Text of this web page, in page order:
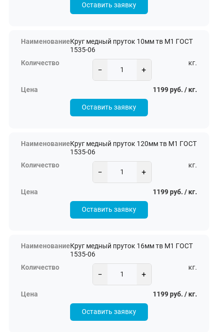
Оставить заявку
Круг медный пруток 10мм тв М1 ГОСТ
1535-06
− +
кг.
1199 руб. / кг.
Оставить заявку
Круг медный пруток 120мм тв М1 ГОСТ
1535-06
− +
кг.
1199 руб. / кг.
Оставить заявку
Круг медный пруток 16мм тв М1 ГОСТ
1535-06
− +
кг.
1199 руб. / кг.
Оставить заявку